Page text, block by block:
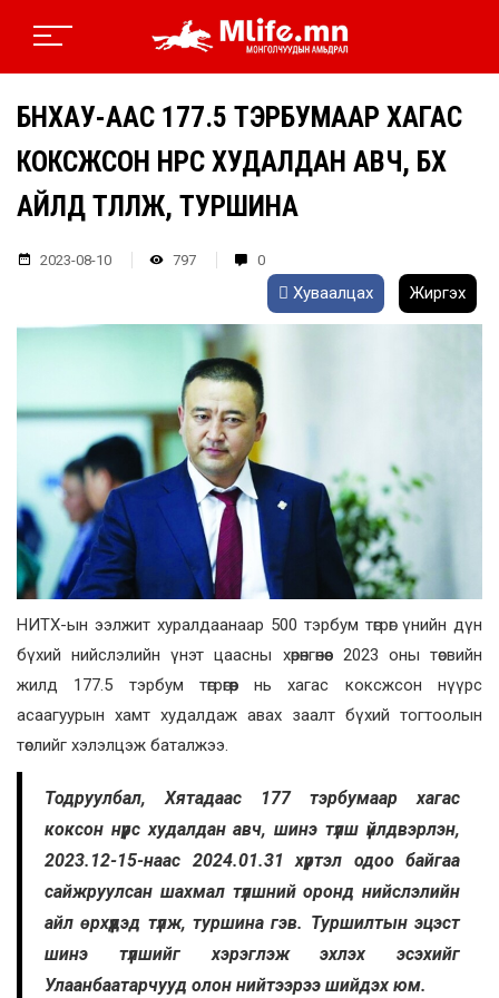
БНХАУ-ААС 177.5 ТЭРБУМААР ХАГАС
КОКСЖСОН НҮҮРС ХУДАЛДАН АВЧ, БҮХ
АЙЛД ТҮЛҮҮЛЖ, ТУРШИНА
2023-08-10 797 0
Хуваалцах Жиргэх
НИТХ-ын ээлжит хуралдаанаар 500 тэрбум төгрөг үнийн дүн
бүхий нийслэлийн үнэт цаасны хөрөнгөнөөс 2023 оны төсвийн
жилд 177.5 тэрбум төгрөгөөр нь хагас коксжсон нүүрс
асаагуурын хамт худалдаж авах заалт бүхий тогтоолын
төслийг хэлэлцэж баталжээ.
Тодруулбал, Хятадаас 177 тэрбумаар хагас
коксон нүүрс худалдан авч, шинэ түлш үйлдвэрлэн,
2023.12-15-наас 2024.01.31 хүртэл одоо байгаа
сайжруулсан шахмал түлшний оронд нийслэлийн
айл өрхүүдэд түлж, туршина гэв. Туршилтын эцэст
шинэ түлшийг хэрэглэж эхлэх эсэхийг
Улаанбаатарчууд олон нийтээрээ шийдэх юм.